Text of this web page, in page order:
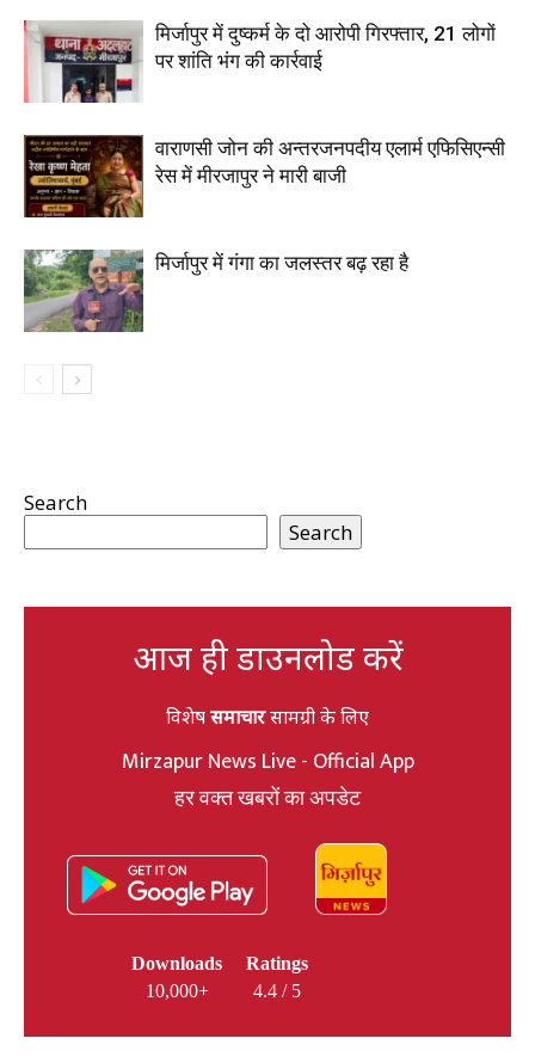
मिर्जापुर में दुष्कर्म के दो आरोपी गिरफ्तार, 21 लोगों
पर शांति भंग की कार्रवाई
वाराणसी जोन की अन्तरजनपदीय एलार्म एफिसिएन्सी
रेस में मीरजापुर ने मारी बाजी
मिर्जापुर में गंगा का जलस्तर बढ़ रहा है
Search
Search
आज ही डाउनलोड करें
विशेषसमाचारसामग्री के लिए
Mirzapur News Live - Official App
हर वक्त खबरों का अपडेट
Downloads
10,000+
Ratings
4.4 / 5